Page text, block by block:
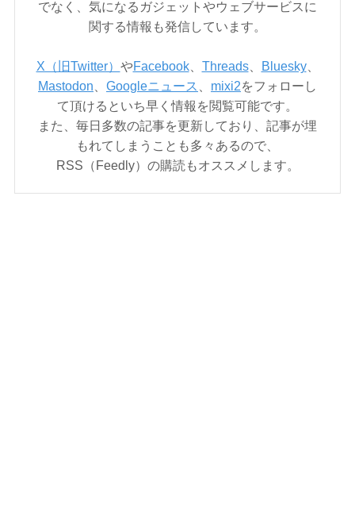
でなく、気になるガジェットやウェブサービスに
関する情報も発信しています。
X（旧Twitter） やFacebook、 Threads、 Bluesky、
Mastodon
Googleニュース mixi2をフォローし
て頂けるといち早く情報を閲覧可能です。
また、毎日多数の記事を更新しており、記事が埋
もれてしまうことも多々あるので、
RSS（Feedly）の購読もオススメします。